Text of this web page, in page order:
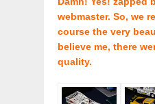
webmaster. So, we
course the very
believe me, there
quality.